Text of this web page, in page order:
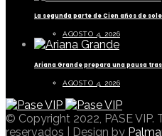
La segunda parte de Cien años de
AGOSTO 4, 2026
Ariana Grande prepara una pausa
AGOSTO 4, 2026
© Copyright 2022, PASE VIP.
reservados | Design by